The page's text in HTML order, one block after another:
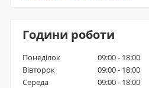
Години роботи
Понеділок
09:00 - 18:00
Вівторок
09:00 - 18:00
Середа
09:00 - 18:00